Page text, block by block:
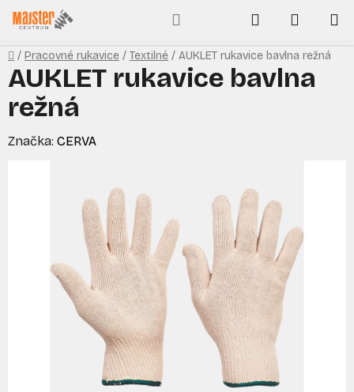
Prejsť
na
obsah
Hľadať
KOŠÍK
Domov
/ Pracovné rukavice / Textilné / AUKLET rukavice bavlna režná
AUKLET rukavice bavlna
režná
Značka: CERVA